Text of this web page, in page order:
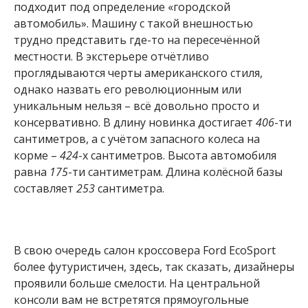
подходит под определение «городской
автомобиль». Машину с такой внешностью
трудно представить где-то на пересечённой
местности. В экстерьере отчётливо
проглядываются черты американского стиля,
однако назвать его революционным или
уникальным нельзя – всё довольно просто и
консервативно. В длину новинка достигает 406-ти
сантиметров, а с учётом запасного колеса на
корме – 424-х сантиметров. Высота автомобиля
равна 175-ти сантиметрам. Длина колёсной базы
составляет 253сантиметра.
В свою очередь салон кроссовера Ford EcoSport
более футуристичен, здесь, так сказать, дизайнеры
проявили больше смелости. На центральной
консоли вам не встретятся прямоугольные